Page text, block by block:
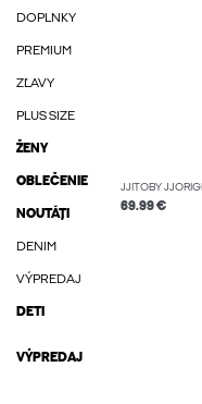
DOPLNKY
PREMIUM
ZĽAVY
PLUS SIZE
ŽENY
OBLEČENIE
NOUTĂȚI
DENIM
VÝPREDAJ
DETI
VÝPREDAJ
69.99 €